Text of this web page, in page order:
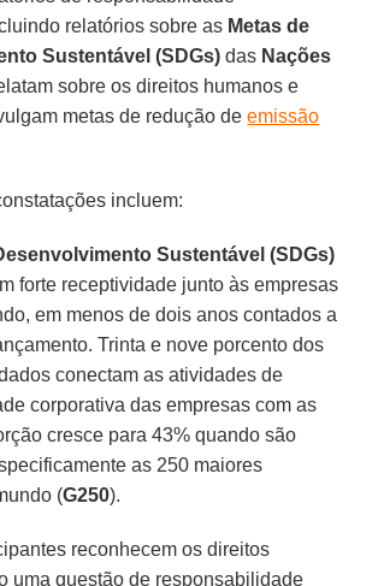
relatórios sobre as Metas de
Sustentável (SDGs) das Nações
sobre os direitos humanos e
metas de redução deemissão
incluem:
Sustentável (SDGs)
forte receptividade junto às empresas
em menos de dois anos contados a
Trinta e nove porcento dos
conectam as atividades de
corporativa das empresas com as
cresce para 43% quando são
as 250 maiores
(G250).
reconhecem os direitos
uma questão de responsabilidade